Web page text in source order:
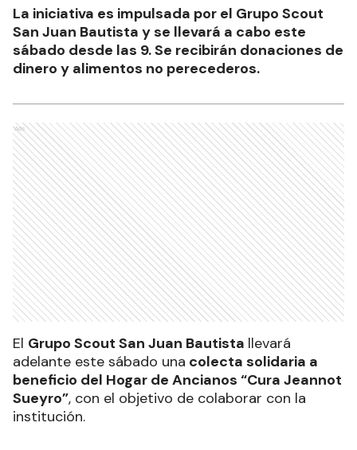
La iniciativa es impulsada por el Grupo Scout
San Juan Bautista y se llevará a cabo este
sábado desde las 9. Se recibirán donaciones de
dinero y alimentos no perecederos.
Ads
El Grupo Scout San Juan Bautista llevará
adelante este sábado una colecta solidaria a
beneficio del Hogar de Ancianos “Cura Jeannot
Sueyro”, con el objetivo de colaborar con la
institución.